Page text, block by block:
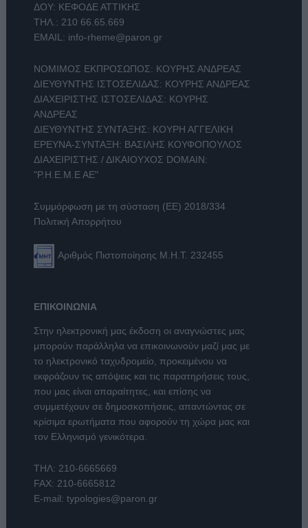
ΔΟΥ: ΚΕΦΟΔΕ ΑΤΤΙΚΗΣ
ΤΗΛ.: 210 66.65.669
EMAIL: info-rheme@paron.gr
ΝΟΜΙΜΟΣ ΕΚΠΡΟΣΩΠΟΣ: ΚΟΥΡΗΣ ΑΝΔΡΕΑΣ
ΔΙΕΥΘΥΝΤΗΣ ΙΣΤΟΣΕΛΙΔΑΣ: ΚΟΥΡΗΣ ΑΝΔΡΕΑΣ
ΔΙΑΧΕΙΡΙΣΤΗΣ ΙΣΤΟΣΕΛΙΔΑΣ: ΚΟΥΡΗΣ
ΑΝΔΡΕΑΣ
ΔΙΕΥΘΥΝΤΗΣ ΣΥΝΤΑΞΗΣ: ΚΟΥΡΗ ΑΓΓΕΛΙΚΗ
ΕΡΕΥΝΑ-ΣΥΝΤΑΞΗ: ΒΑΣΙΛΗΣ ΚΟΥΦΟΠΟΥΛΟΣ
ΔΙΑΧΕΙΡΙΣΤΗΣ / ΔΙΚΑΙΟΥΧΟΣ DOMAIN:
"Ρ.Η.Ε.Μ.Ε ΑΕ"
Συμμόρφωση με τη σύσταση (ΕΕ) 2018/334
Πολιτική Απορρήτου
Αριθμός Πιστοποίησης Μ.Η.Τ. 232455
ΕΠΙΚΟΙΝΩΝΙΑ
Στην ηλεκτρονική μας έκδοση οι αναγνώστες μας
μπορούν παράλληλα να επικοινωνούν μαζί μας με
το ηλεκτρονικό ταχυδρομείο, προκειμένου να
εκφράζουν τις απόψεις και τις παρατηρήσεις τους,
που μας είναι απαραίτητες, και επίσης να
συμμετέχουν σε δημοσκοπήσεις, απαντώντας σε
κρίσιμα ερωτήματα που αφορούν τη χώρα μας και
τον Ελληνισμό γενικότερα.
ΤΗΛ: 210-6665669
FAX: 210-6665812
E-mail: typologies@paron.gr